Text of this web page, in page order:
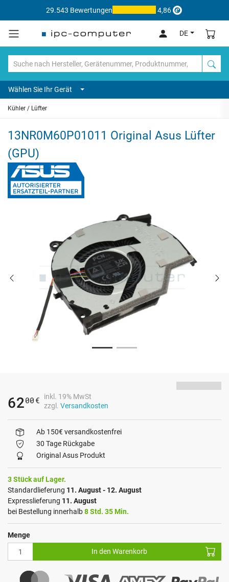
29.543 Bewertungen 4,86
DE
Wählen Sie Ihr Gerät
Kühler / Lüfter
13NR0M60P01011 Original Asus Lüfter
(GPU)
6200 €
inkl. 19% MwSt
zzgl. Versandkosten
Ab 150€ versandkostenfrei
30 Tage Rückgabe
Original Asus Produkt
3 Stück auf Lager.
Standardlieferung 11. August - 12. August
Expresslieferung 11. August
bei Bestellung innerhalb8 Std. 35 Min.
Menge
In den Warenkorb